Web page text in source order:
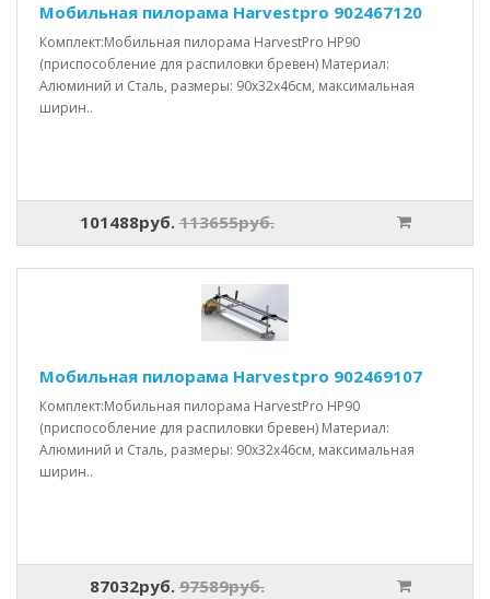
Мобильная пилорама Harvestpro 902467120
Комплект:Мобильная пилорама HarvestPro HP90
(приспособление для распиловки бревен) Материал:
Алюминий и Сталь, размеры: 90x32x46см, максимальная
ширин..
101488руб. 113655руб.
Мобильная пилорама Harvestpro 902469107
Комплект:Мобильная пилорама HarvestPro HP90
(приспособление для распиловки бревен) Материал:
Алюминий и Сталь, размеры: 90x32x46см, максимальная
ширин..
87032руб. 97589руб.